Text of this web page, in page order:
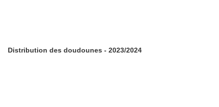
Distribution des doudounes - 2023/2024